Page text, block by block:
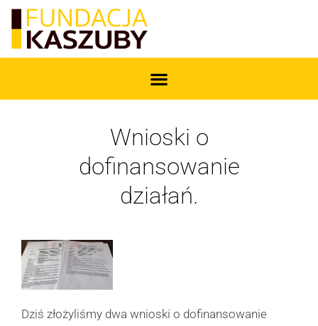
Wnioski o
dofinansowanie
działań.
Dziś złożyliśmy dwa wnioski o dofinansowanie